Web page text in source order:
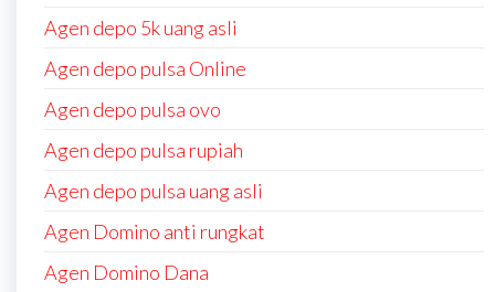
Agen depo 5k uang asli
Agen depo pulsa Online
Agen depo pulsa ovo
Agen depo pulsa rupiah
Agen depo pulsa uang asli
Agen Domino anti rungkat
Agen Domino Dana